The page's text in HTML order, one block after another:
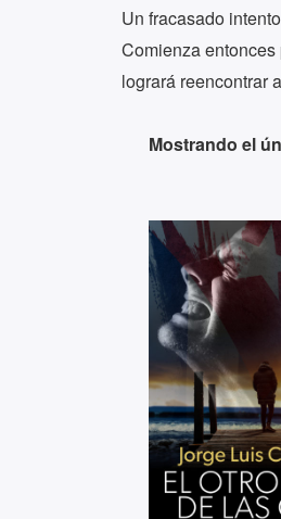
Un fracasado
Comienza
logrará reencontrar
Mostrando el